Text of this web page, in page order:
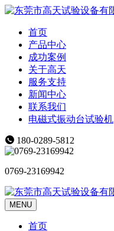
首页
产品中心
成功案例
关于高天
服务支持
新闻中心
联系我们
电磁式振动台试验机
180-0289-5812
0769-23169942
MENU
首页